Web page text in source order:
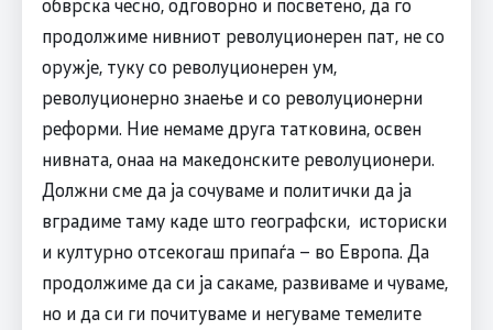
продолжиме нивниот револуционерен пат, не со
оружје, туку со револуционерен ум,
револуционерно знаење и со револуционерни
реформи. Ние немаме друга татковина, освен
нивната, онаа на македонските револуционери.
Должни сме да ја сочуваме и политички да ја
вградиме таму каде што географски, историски
и културно отсекогаш припаѓа – во Европа. Да
продолжиме да си ја сакаме, развиваме и чуваме,
но и да си ги почитуваме и негуваме темелите